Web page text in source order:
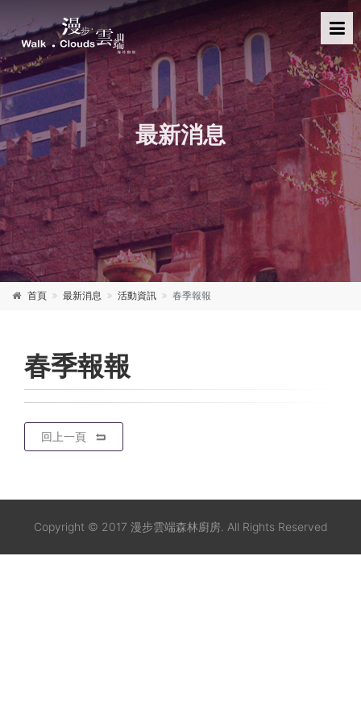
最新消息
首頁 最新消息 活動資訊 春季報報
春季報報
回上一頁
Copyright © 2017 漫步雲端森林廚房. All Rights Reserved